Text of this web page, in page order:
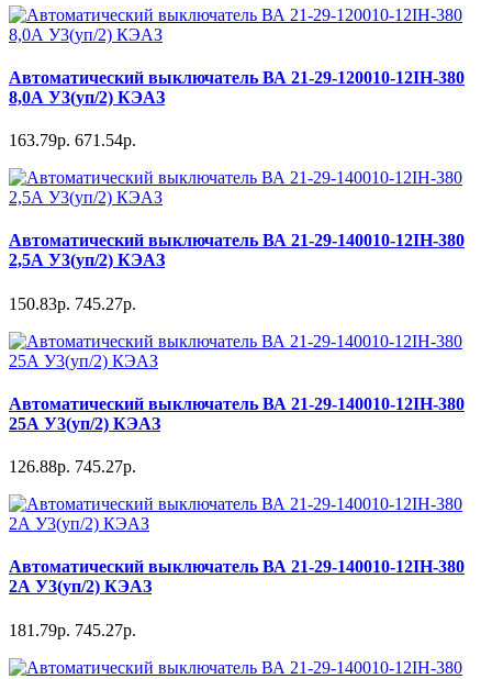
Автоматический выключатель ВА 21-29-120010-12IH-380
8,0А У3(уп/2) КЭАЗ
163.79р. 671.54р.
Автоматический выключатель ВА 21-29-140010-12IH-380
2,5А У3(уп/2) КЭАЗ
150.83р. 745.27р.
Автоматический выключатель ВА 21-29-140010-12IH-380
25А У3(уп/2) КЭАЗ
126.88р. 745.27р.
Автоматический выключатель ВА 21-29-140010-12IH-380
2А У3(уп/2) КЭАЗ
181.79р. 745.27р.